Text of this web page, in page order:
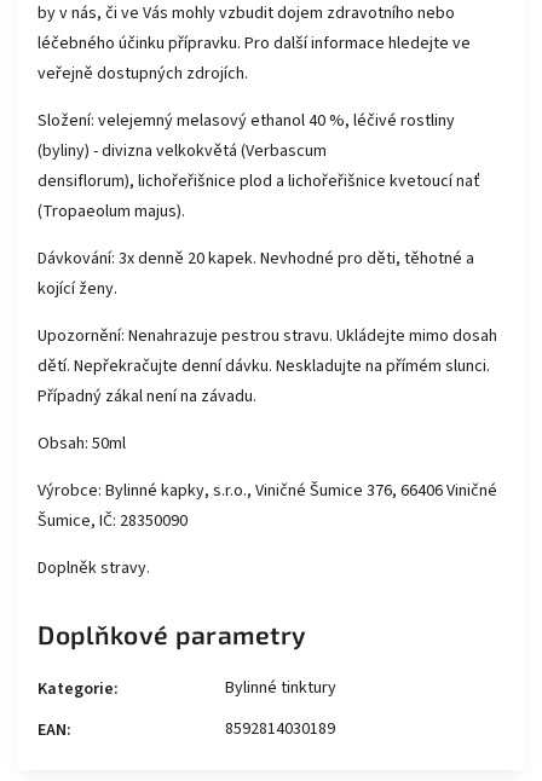
by v nás, či ve Vás mohly vzbudit dojem zdravotního nebo
léčebného účinku přípravku. Pro další informace hledejte ve
veřejně dostupných zdrojích.
Složení: velejemný melasový ethanol 40 %, léčivé rostliny
(byliny) - divizna velkokvětá (Verbascum
densiflorum), lichořeřišnice plod a lichořeřišnice kvetoucí nať
(Tropaeolum majus).
Dávkování: 3x denně 20 kapek. Nevhodné pro děti, těhotné a
kojící ženy.
Upozornění: Nenahrazuje pestrou stravu. Ukládejte mimo dosah
dětí. Nepřekračujte denní dávku. Neskladujte na přímém slunci.
Případný zákal není na závadu.
Obsah: 50ml
Výrobce: Bylinné kapky, s.r.o., Viničné Šumice 376, 66406 Viničné
Šumice, IČ: 28350090
Doplněk stravy.
Doplňkové parametry
Kategorie:
Bylinné tinktury
EAN: 8592814030189